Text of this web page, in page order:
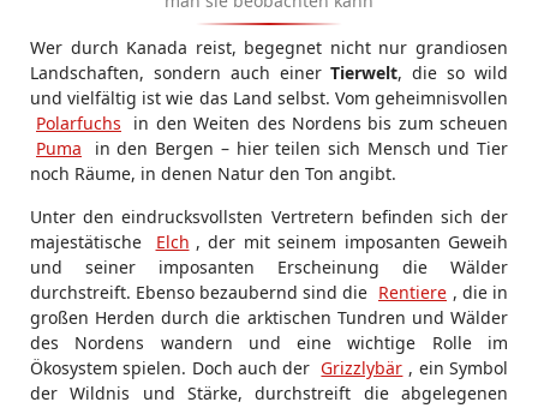
Wer durch Kanada reist, begegnet nicht nur grandiosen
Landschaften, sondern auch einerTierwelt, die so wild
und vielfältig ist wie das Land selbst. Vom geheimnisvollen
Polarfuchs
in den Weiten des Nordens bis zum scheuen
Puma
in den Bergen – hier teilen sich Mensch und Tier
noch Räume, in denen Natur den Ton angibt.
Unter den eindrucksvollsten Vertretern befinden sich der
majestätische
Elch , der mit seinem imposanten Geweih
und seiner imposanten Erscheinung die Wälder
durchstreift. Ebenso bezaubernd sind die Rentiere , die in
großen Herden durch die arktischen Tundren und Wälder
des Nordens wandern und eine wichtige Rolle im
Ökosystem spielen. Doch auch der Grizzlybär , ein Symbol
der Wildnis und Stärke, durchstreift die abgelegenen